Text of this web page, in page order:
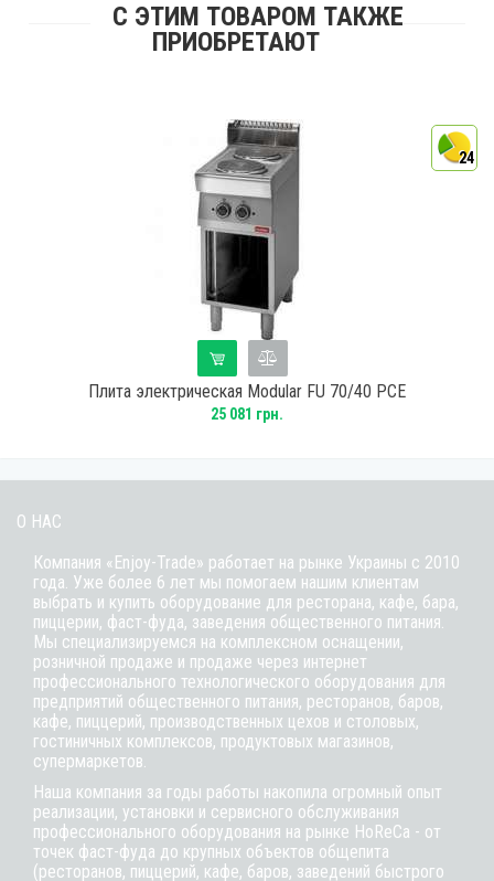
С ЭТИМ ТОВАРОМ ТАКЖЕ
ПРИОБРЕТАЮТ
24
Плита электрическая Modular FU 70/40 PCE
25 081 грн.
О НАС
Компания «Enjoy-Trade» работает на рынке Украины с 2010
года. Уже более 6 лет мы помогаем нашим клиентам
выбрать и купить оборудование для ресторана, кафе, бара,
пиццерии, фаст-фуда, заведения общественного питания.
Мы специализируемся на комплексном оснащении,
розничной продаже и продаже через интернет
профессионального технологического оборудования для
предприятий общественного питания, ресторанов, баров,
кафе, пиццерий, производственных цехов и столовых,
гостиничных комплексов, продуктовых магазинов,
супермаркетов.
Наша компания за годы работы накопила огромный опыт
реализации, установки и сервисного обслуживания
профессионального оборудования на рынке HoReCa - от
точек фаст-фуда до крупных объектов общепита
(ресторанов, пиццерий, кафе, баров, заведений быстрого